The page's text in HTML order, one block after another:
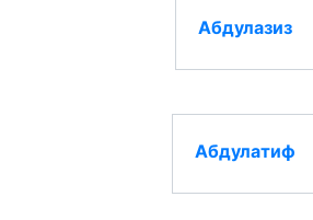
Абдулазиз
Абдулатиф